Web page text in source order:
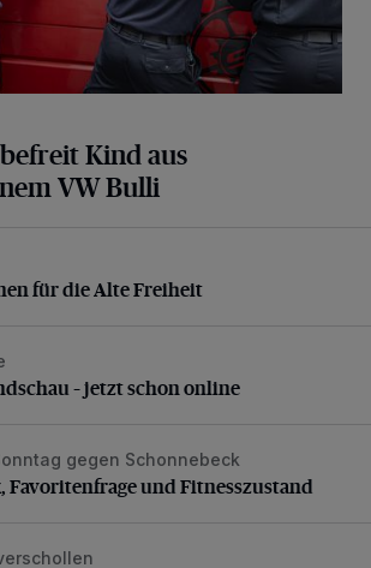
Kind aus
VW Bulli
für die Alte Freiheit
für die Alte Freiheit
– jetzt schon online
– jetzt schon online
Favoritenfrage und Fitnesszustand
gegen Schonnebeck
Favoritenfrage und Fitnesszustand
tot aufgefunden